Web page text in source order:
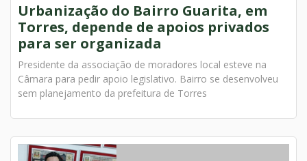
Urbanização do Bairro Guarita, em
Torres, depende de apoios privados
para ser organizada
Presidente da associação de moradores local esteve na
Câmara para pedir apoio legislativo. Bairro se desenvolveu
sem planejamento da prefeitura de Torres